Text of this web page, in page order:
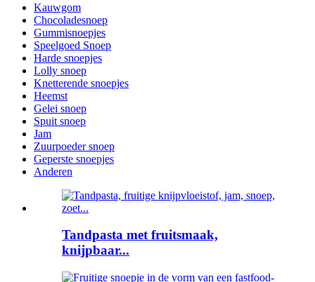
Kauwgom
Chocoladesnoep
Gummisnoepjes
Speelgoed Snoep
Harde snoepjes
Lolly snoep
Knetterende snoepjes
Heemst
Gelei snoep
Spuit snoep
Jam
Zuurpoeder snoep
Geperste snoepjes
Anderen
Tandpasta met fruitsmaak,
knijpbaar...